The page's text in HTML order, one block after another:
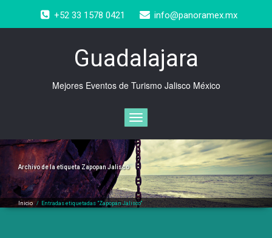
contenido
+52 33 1578 0421 info@panoramex.mx
Guadalajara
Mejores Eventos de Turismo Jalisco México
Cambiar
navegación
Archivo de la etiquetaZapopan Jalisco
Inicio / Entradas etiquetadas "Zapopan Jalisco"